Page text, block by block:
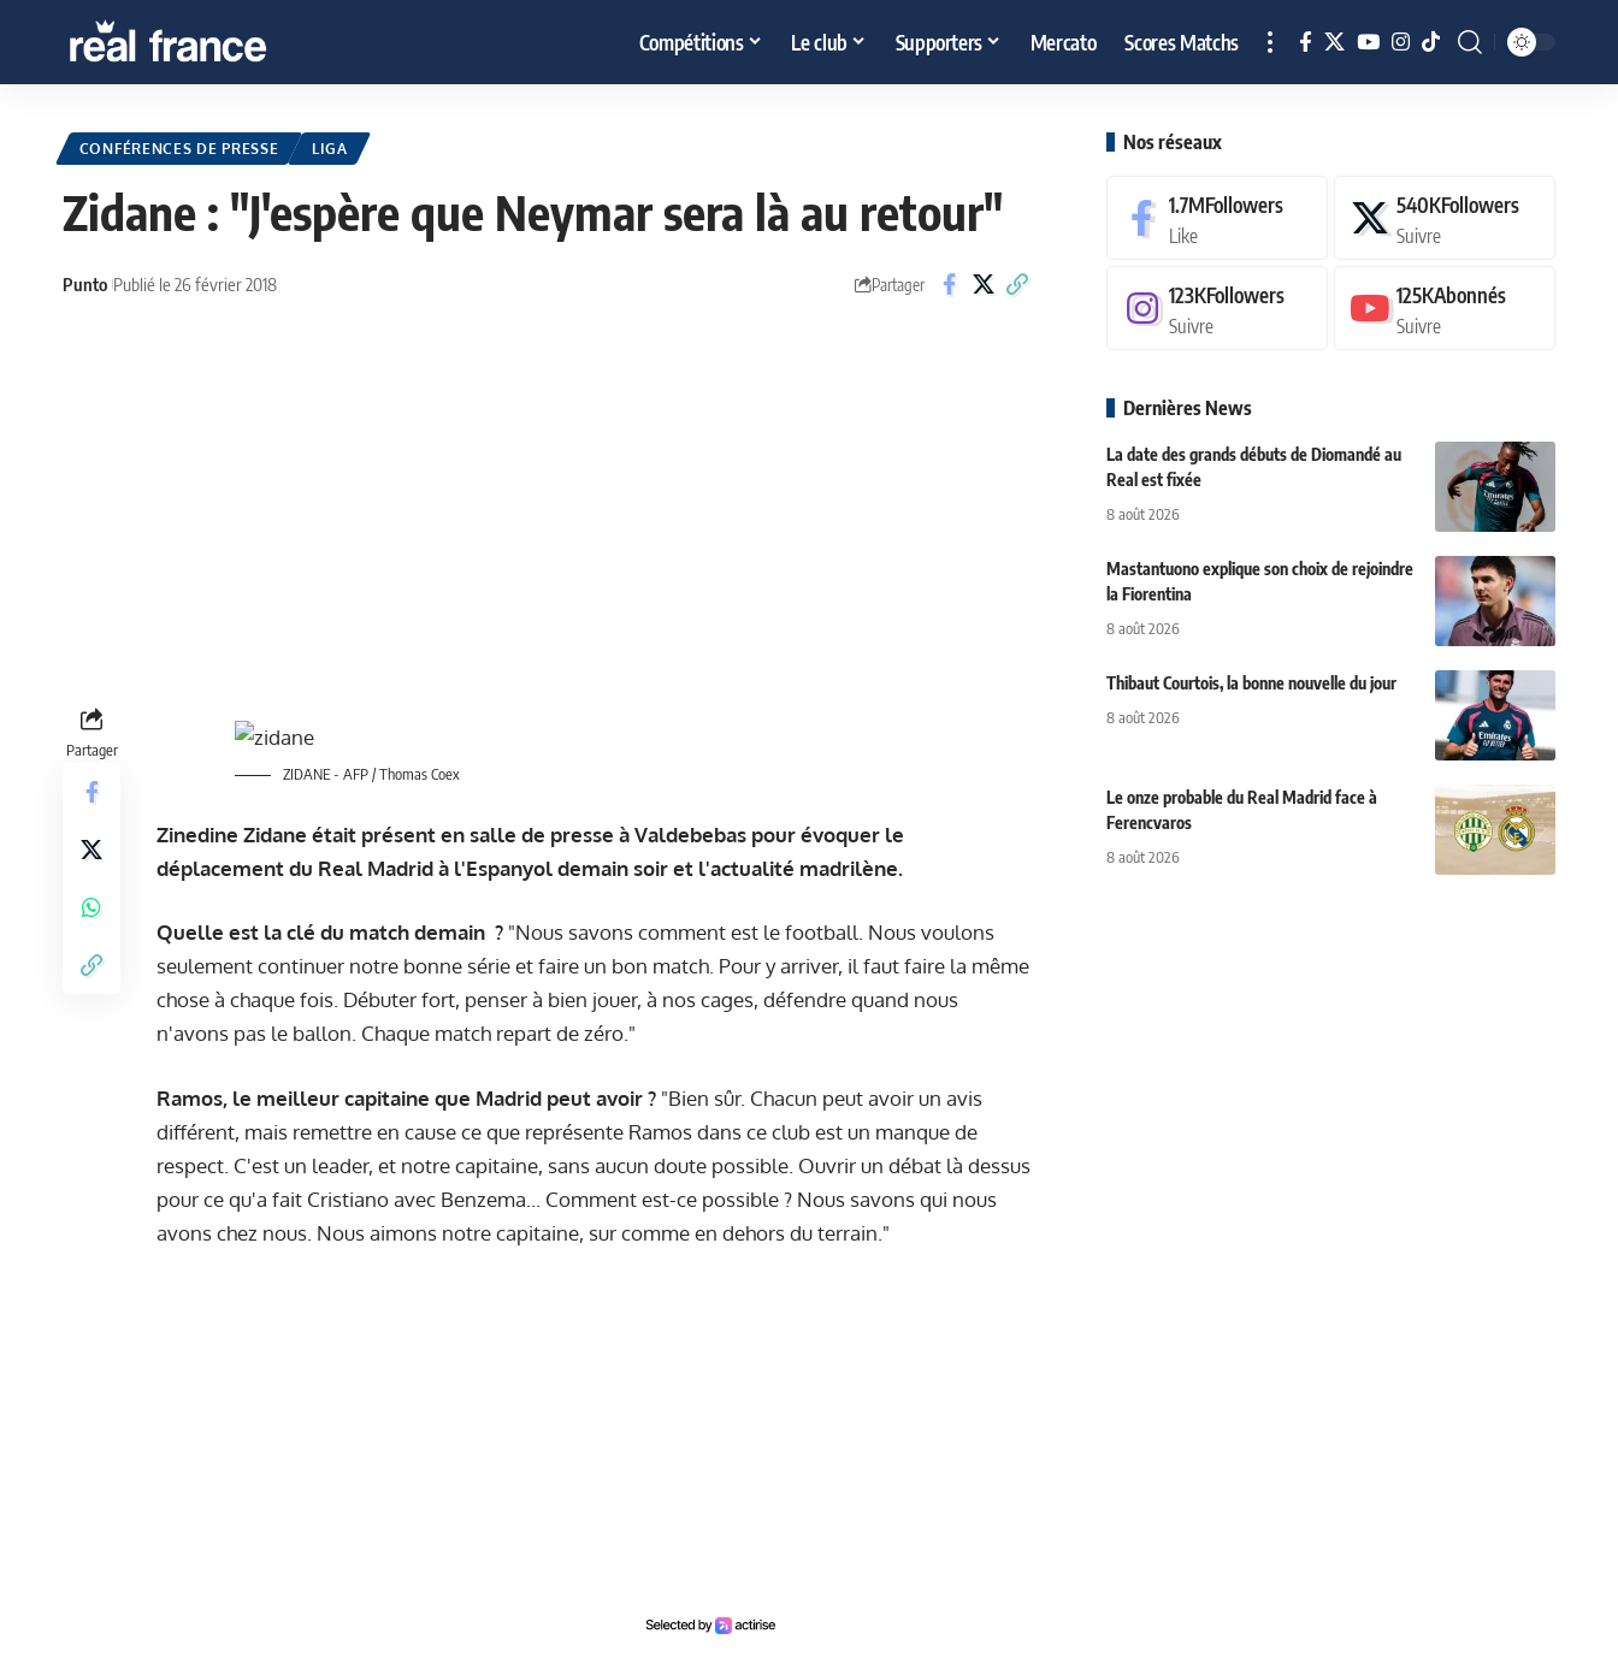
Compétitions Le club Supporters Mercato Scores Matchs
CONFÉRENCES DE PRESSE LIGA
Zidane : "J'espère que Neymar sera là au retour"
Punto Publié le 26 février 2018 Partager
Partager
ZIDANE - AFP / Thomas Coex
Zinedine Zidane était présent en salle de presse à Valdebebas pour évoquer le
déplacement du Real Madrid à l'Espanyol demain soir et l'actualité madrilène.
Quelle est la clé du match demain ? "Nous savons comment est le football. Nous voulons
seulement continuer notre bonne série et faire un bon match. Pour y arriver, il faut faire la même
chose à chaque fois. Débuter fort, penser à bien jouer, à nos cages, défendre quand nous
n'avons pas le ballon. Chaque match repart de zéro."
Ramos, le meilleur capitaine que Madrid peut avoir ? "Bien sûr. Chacun peut avoir un avis
différent, mais remettre en cause ce que représente Ramos dans ce club est un manque de
respect. C'est un leader, et notre capitaine, sans aucun doute possible. Ouvrir un débat là dessus
pour ce qu'a fait Cristiano avec Benzema... Comment est-ce possible ? Nous savons qui nous
avons chez nous. Nous aimons notre capitaine, sur comme en dehors du terrain."
Nos réseaux
1.7MFollowers
Like
540KFollowers
Suivre
123KFollowers
Suivre
125KAbonnés
Suivre
Dernières News
La date des grands débuts de Diomandé au
Real est fixée
8 août 2026
Mastantuono explique son choix de rejoindre
la Fiorentina
8 août 2026
Thibaut Courtois, la bonne nouvelle du jour
8 août 2026
Le onze probable du Real Madrid face à
Ferencvaros
8 août 2026